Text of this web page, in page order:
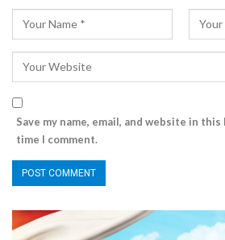
Save my name, email, and website in
time I comment.